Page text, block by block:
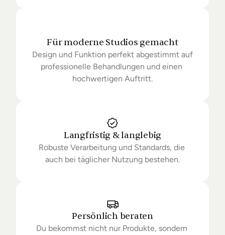
Für moderne Studios gemacht
Design und Funktion perfekt abgestimmt auf
professionelle Behandlungen und einen
hochwertigen Auftritt.
Langfristig & langlebig
Robuste Verarbeitung und Standards, die
auch bei täglicher Nutzung bestehen.
Persönlich beraten
Du bekommst nicht nur Produkte, sondern